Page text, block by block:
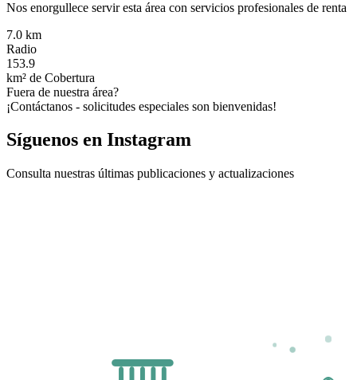
Nos enorgullece servir esta área con servicios profesionales de renta
7.0 km
Radio
153.9
km² de Cobertura
Fuera de nuestra área?
¡Contáctanos - solicitudes especiales son bienvenidas!
Síguenos en Instagram
Consulta nuestras últimas publicaciones y actualizaciones